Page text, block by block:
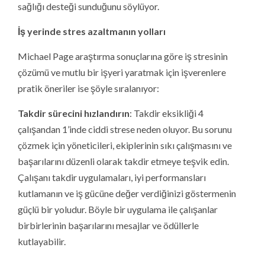
sağlığı desteği sunduğunu söylüyor.
İş yerinde stres azaltmanın yolları
Michael Page araştırma sonuçlarına göre iş stresinin
çözümü ve mutlu bir işyeri yaratmak için işverenlere
pratik öneriler ise şöyle sıralanıyor:
Takdir sürecini hızlandırın: Takdir eksikliği 4
çalışandan 1’inde ciddi strese neden oluyor. Bu sorunu
çözmek için yöneticileri, ekiplerinin sıkı çalışmasını ve
başarılarını düzenli olarak takdir etmeye teşvik edin.
Çalışanı takdir uygulamaları, iyi performansları
kutlamanın ve iş gücüne değer verdiğinizi göstermenin
güçlü bir yoludur. Böyle bir uygulama ile çalışanlar
birbirlerinin başarılarını mesajlar ve ödüllerle
kutlayabilir.